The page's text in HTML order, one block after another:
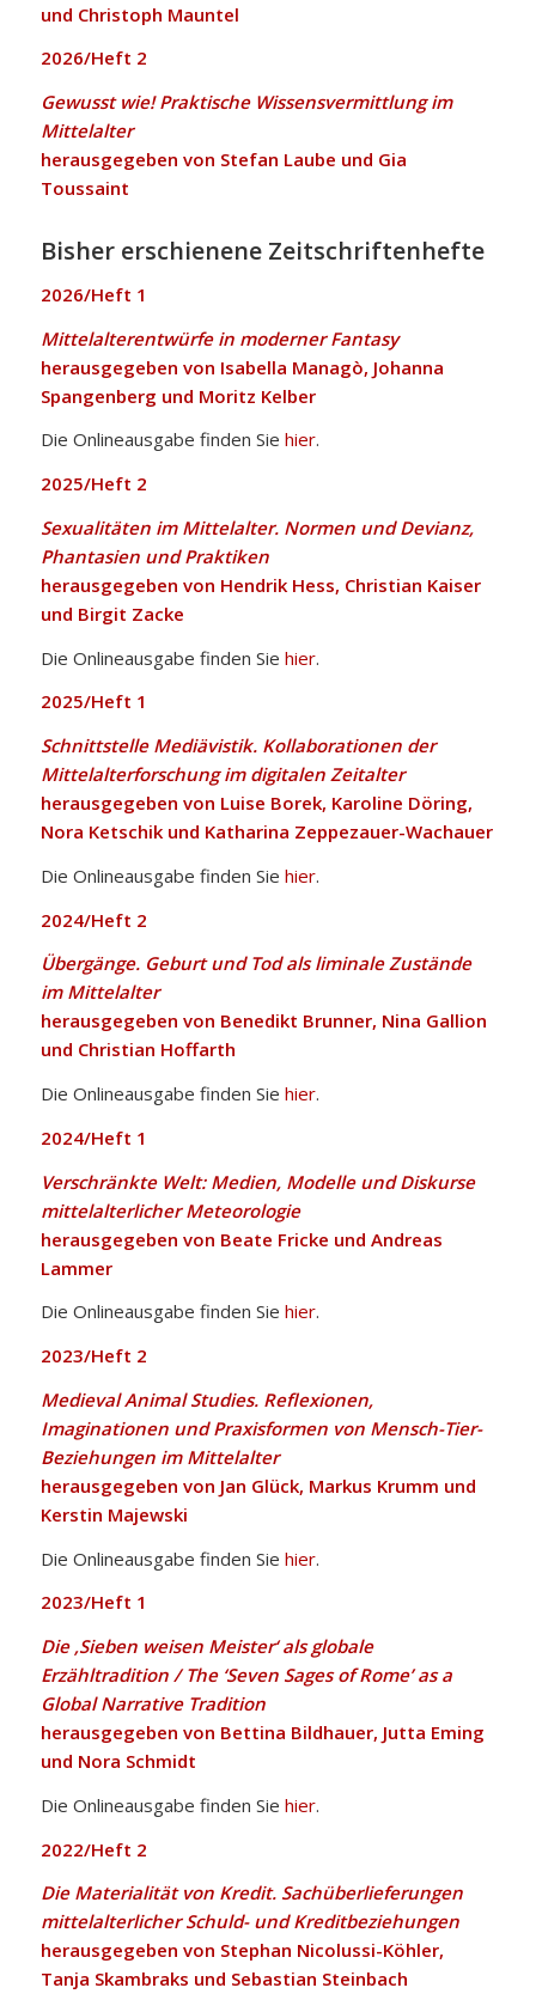
und Christoph Mauntel
2026/Heft 2
Gewusst wie! Praktische Wissensvermittlung im
Mittelalter
herausgegeben von Stefan Laube und Gia
Toussaint
Bisher erschienene Zeitschriftenhefte
2026/Heft 1
Mittelalterentwürfe in moderner Fantasy
herausgegeben von Isabella Managò, Johanna
Spangenberg und Moritz Kelber
Die Onlineausgabe finden Sie hier.
2025/Heft 2
Sexualitäten im Mittelalter. Normen und Devianz,
Phantasien und Praktiken
herausgegeben von Hendrik Hess, Christian Kaiser
und Birgit Zacke
Die Onlineausgabe finden Sie hier.
2025/Heft 1
Schnittstelle Mediävistik. Kollaborationen der
Mittelalterforschung im digitalen Zeitalter
herausgegeben von Luise Borek, Karoline Döring,
Nora Ketschik und Katharina Zeppezauer-Wachauer
Die Onlineausgabe finden Sie hier.
2024/Heft 2
Übergänge. Geburt und Tod als liminale Zustände
im Mittelalter
herausgegeben von Benedikt Brunner, Nina Gallion
und Christian Hoffarth
Die Onlineausgabe finden Sie hier.
2024/Heft 1
Verschränkte Welt: Medien, Modelle und Diskurse
mittelalterlicher Meteorologie
herausgegeben von Beate Fricke und Andreas
Lammer
Die Onlineausgabe finden Sie hier.
2023/Heft 2
Medieval Animal Studies. Reflexionen,
Imaginationen und Praxisformen von Mensch-Tier-
Beziehungen im Mittelalter
herausgegeben von Jan Glück, Markus Krumm und
Kerstin Majewski
Die Onlineausgabe finden Sie hier.
2023/Heft 1
Die ‚Sieben weisen Meister‘ als globale
Erzähltradition / The ‘Seven Sages of Rome’ as a
Global Narrative Tradition
herausgegeben von Bettina Bildhauer, Jutta Eming
und Nora Schmidt
Die Onlineausgabe finden Sie hier.
2022/Heft 2
Die Materialität von Kredit. Sachüberlieferungen
mittelalterlicher Schuld- und Kreditbeziehungen
herausgegeben von Stephan Nicolussi-Köhler,
Tanja Skambraks und Sebastian Steinbach